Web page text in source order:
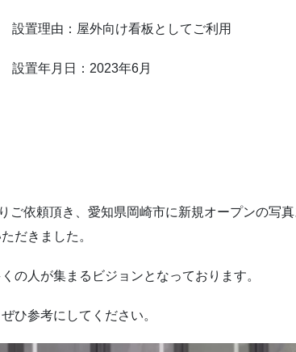
設置理由：屋外向け看板としてご利用
設置年月日：2023年6月
ご依頼頂き、愛知県岡崎市に新規オープンの写
だきました。
の人が集まるビジョンとなっております。
ひ参考にしてください。